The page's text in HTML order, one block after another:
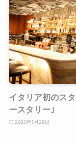
イタリア初のス
ースタリー｣
2020年1月29日